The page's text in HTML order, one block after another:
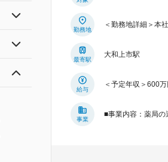
勤務地
＜勤務地詳細＞本
最寄駅
大和上市駅
給与
＜予定年収＞600
事業
■事業内容：薬局の